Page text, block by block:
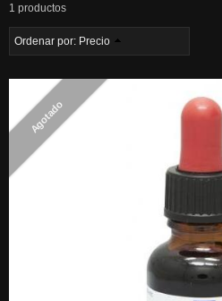
1 productos
Ordenar por: Precio
Agotado